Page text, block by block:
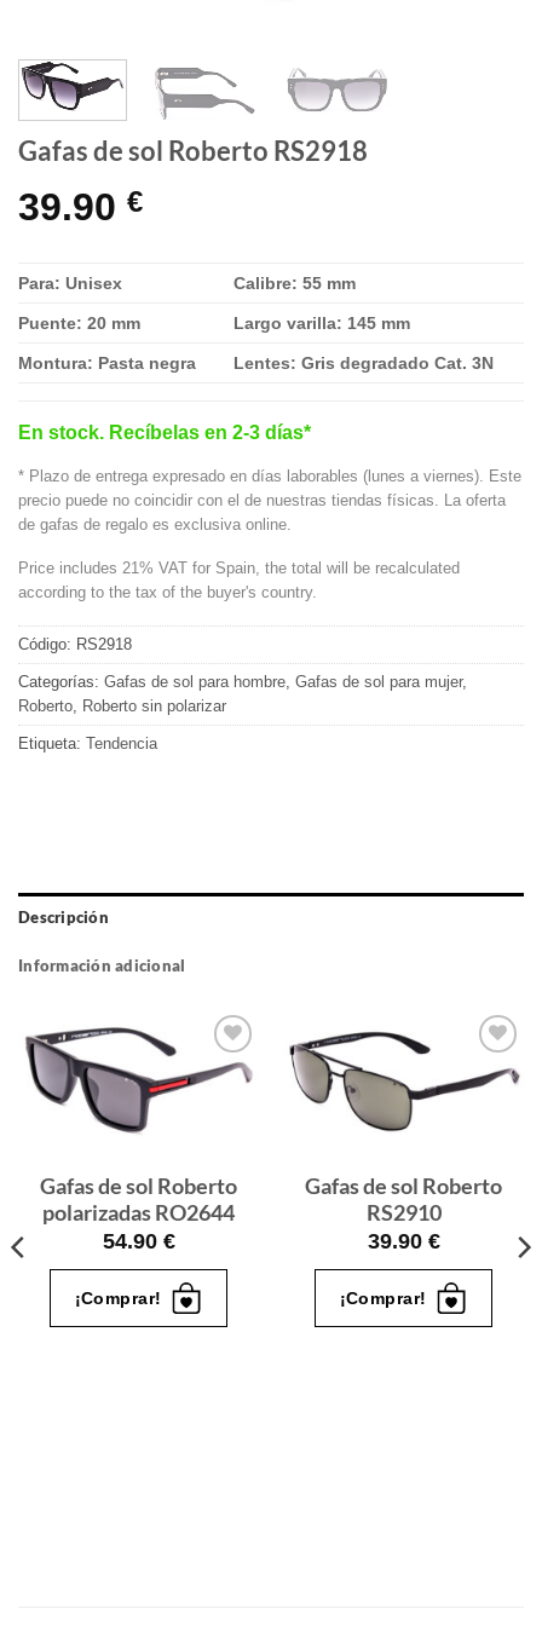
Gafas de sol Roberto RS2918
39.90 €
Para: Unisex Calibre: 55 mm
Puente: 20 mm Largo varilla: 145 mm
Montura: Pasta negra Lentes: Gris degradado Cat. 3N
En stock. Recíbelas en 2-3 días*
* Plazo de entrega expresado en días laborables (lunes a viernes). Este
precio puede no coincidir con el de nuestras tiendas físicas. La oferta
de gafas de regalo es exclusiva online.
Price includes 21% VAT for Spain, the total will be recalculated
according to the tax of the buyer's country.
Código: RS2918
Categorías: Gafas de sol para hombre, Gafas de sol para mujer,
Roberto, Roberto sin polarizar
Etiqueta: Tendencia
Descripción
Información adicional
Gafas
de sol
Gafas de sol Roberto
polarizadas RO2644
54.90 €
¡Comprar!
Gafas
de sol
Gafas de sol Roberto
RS2910
39.90 €
¡Comprar!